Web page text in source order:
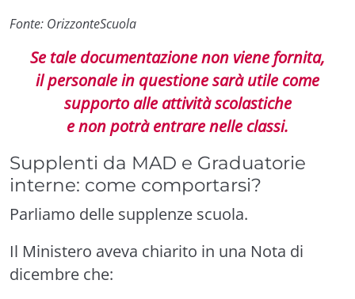
Fonte: OrizzonteScuola
Se tale documentazione non viene fornita,
il personale in questione sarà utile come
supporto alle attività scolastiche
e non potrà entrare nelle classi.
Supplenti da MAD e Graduatorie
interne: come comportarsi?
Parliamo delle supplenze scuola.
Il Ministero aveva chiarito in una Nota di
dicembre che: